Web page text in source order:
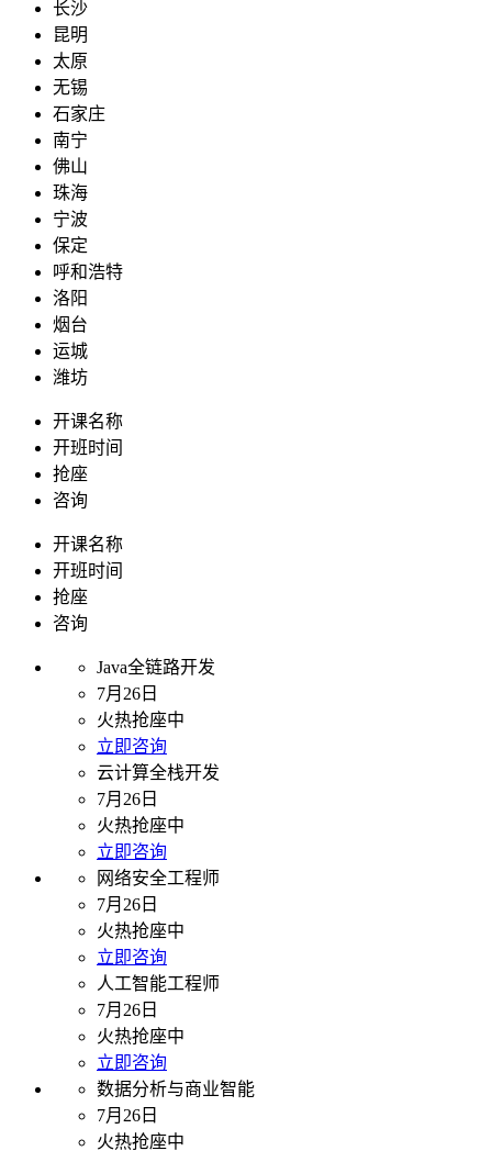
长沙
昆明
太原
无锡
石家庄
南宁
佛山
珠海
宁波
保定
呼和浩特
洛阳
烟台
运城
潍坊
开课名称
开班时间
抢座
咨询
开课名称
开班时间
抢座
咨询
Java全链路开发
7月26日
火热抢座中
立即咨询
云计算全栈开发
7月26日
火热抢座中
立即咨询
网络安全工程师
7月26日
火热抢座中
立即咨询
人工智能工程师
7月26日
火热抢座中
立即咨询
数据分析与商业智能
7月26日
火热抢座中